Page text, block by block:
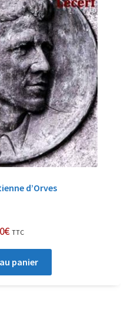
d’Orves
€ TTC
panier